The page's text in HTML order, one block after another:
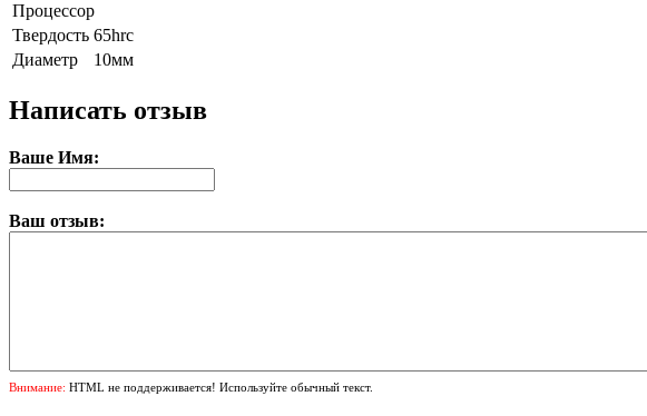
Процессор
Твердость 65hrc
Диаметр
10мм
Написать отзыв
Ваше Имя:
Ваш отзыв:
Внимание: HTML не поддерживается! Используйте обычный текст.